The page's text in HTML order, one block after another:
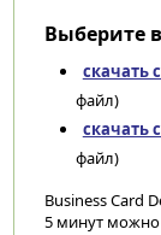
Выберите
скачать
файл)
скачать
файл)
Business Card
5 минут можно